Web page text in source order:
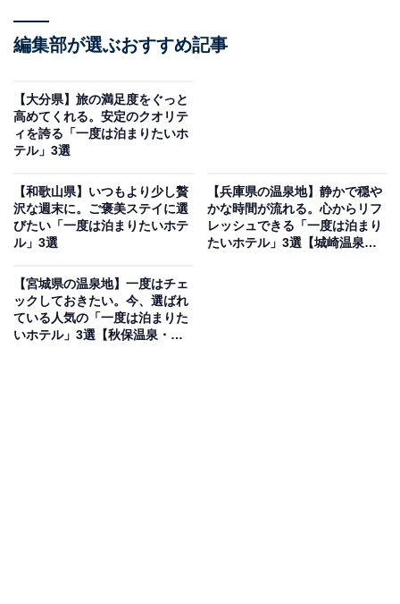
式Webサイトより）
有馬温泉 有馬グランドホテルは、小高い丘の上に位置
し、展望大浴苑「雲海」からは有馬の町並みや丹波の山
並みを一望できます。金泉・銀泉の両方を堪能できるほ
か、趣の異なる浴場「ゆらり」やアクアテラスなど施設
が充実。食事は部屋食の「懐石」やダイニングでの「カ
編集部が選ぶおすすめ記事
【大分県】旅の満足度をぐっと
高めてくれる。安定のクオリテ
ィを誇る「一度は泊まりたいホ
テル」3選
【和歌山県】いつもより少し贅
沢な週末に。ご褒美ステイに選
びたい「一度は泊まりたいホテ
ル」3選
【兵庫県の温泉地】静かで穏や
かな時間が流れる。心からリフ
レッシュできる「一度は泊まり
たいホテル」3選【城崎温泉・
【宮城県の温泉地】一度はチェ
ックしておきたい。今、選ばれ
ている人気の「一度は泊まりた
いホテル」3選【秋保温泉・遠